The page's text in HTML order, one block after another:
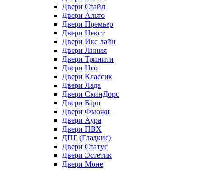
Двери Стайл
Двери Альто
Двери Премьер
Двери Некст
Двери Икс лайн
Двери Линия
Двери Тринити
Двери Нео
Двери Классик
Двери Лада
Двери СкинДорс
Двери Барн
Двери Фьюжн
Двери Аура
Двери ПВХ
ДПГ (Гладкие)
Двери Статус
Двери Эстетик
Двери Моне